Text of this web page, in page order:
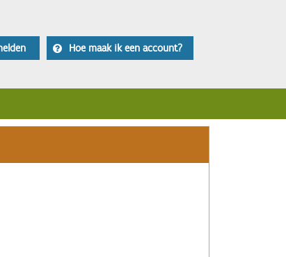
Hoe maak ik een account?